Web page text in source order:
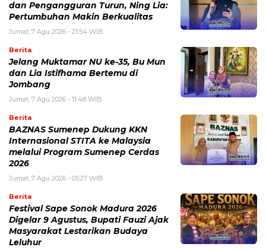
dan Pengangguran Turun, Ning Lia:
Pertumbuhan Makin Berkualitas
Jumat, 7 Agu 2026 - 21:54 WIB
Berita
Jelang Muktamar NU ke-35, Bu Mun
dan Lia Istifhama Bertemu di
Jombang
Jumat, 7 Agu 2026 - 11:48 WIB
Berita
BAZNAS Sumenep Dukung KKN
Internasional STITA ke Malaysia
melalui Program Sumenep Cerdas
2026
Jumat, 7 Agu 2026 - 05:27 WIB
Berita
Festival Sape Sonok Madura 2026
Digelar 9 Agustus, Bupati Fauzi Ajak
Masyarakat Lestarikan Budaya
Leluhur